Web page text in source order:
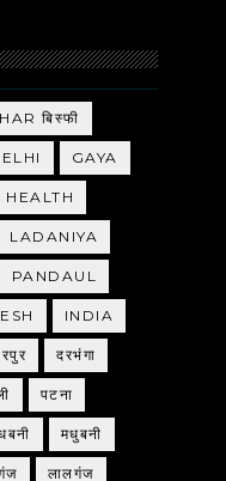
बिस्फी
GAYA
HEALTH
LADANIYA
PANDAUL
INDIA
दरभंगा
पटना
मधुबनी
लालगंज